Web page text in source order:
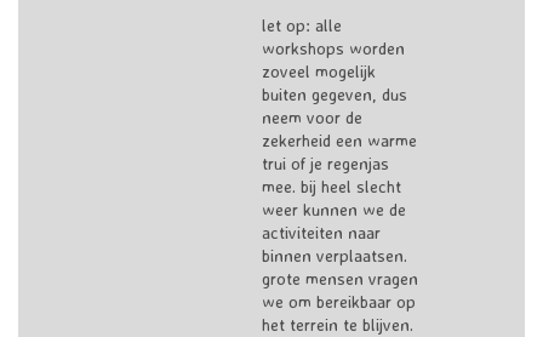
let op: alle
workshops worden
zoveel mogelijk
buiten gegeven, dus
neem voor de
zekerheid een warme
trui of je regenjas
mee. bij heel slecht
weer kunnen we de
activiteiten naar
binnen verplaatsen.
grote mensen vragen
we om bereikbaar op
het terrein te blijven.